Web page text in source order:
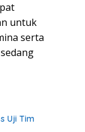
untuk
serta
Uji Tim